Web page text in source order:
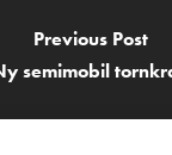
Previous Post
semimobil